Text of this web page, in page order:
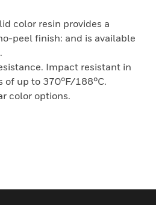
color resin provides a
peel finish: and is available
Impact resistant in
of up to 370°F/188°C.
color options.